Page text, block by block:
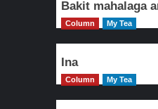
Bakit mahalaga
Column My Tea
Ina
Column My Tea